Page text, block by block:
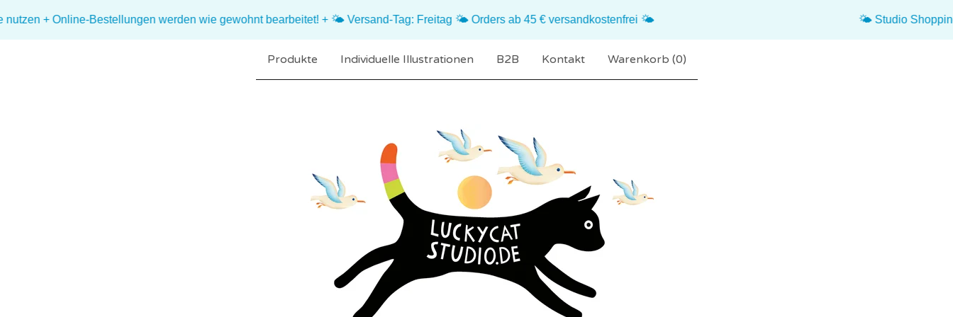
Bestellungen werden wie gewohnt bearbeitet! + 🌤️ Versand-Tag: Freitag 🌤️ Orders ab 45 € versandkostenfrei 🌤️ 🌤️ Studio Shopping
Produkte Individuelle Illustrationen B2B Kontakt Warenkorb (0)